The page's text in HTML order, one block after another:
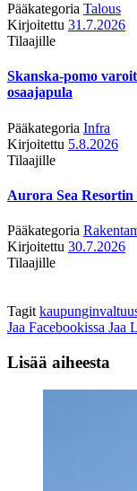
Pääkategoria Talous
Kirjoitettu 31.7.2026
Tilaajille
Skanska-pomo
osaajapula
Pääkategoria Infra
Kirjoitettu 5.8.2026
Tilaajille
Aurora Sea
Pääkategoria
Kirjoitettu 30.7.2026
Tilaajille
Tagit
Jaa Facebookissa Jaa
Lisää aiheesta